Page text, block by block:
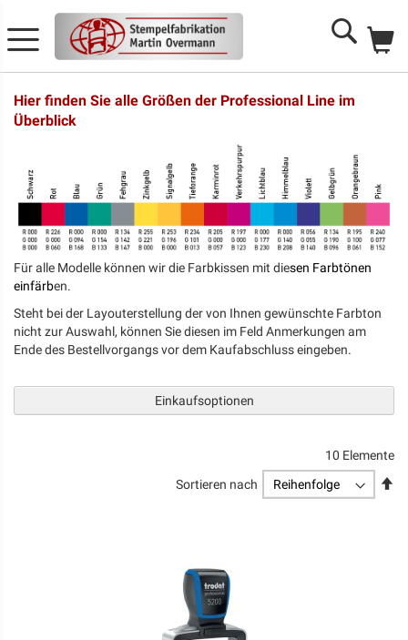
Search
Hier finden Sie alle Größen der Professional Line im
Überblick
Für alle Modelle können wir die Farbkissen mit diesen Farbtönen
einfärben.
Steht bei der Layouterstellung der von Ihnen gewünschte Farbton
nicht zur Auswahl, können Sie diesen im Feld Anmerkungen am
Ende des Bestellvorgangs vor dem Kaufabschluss eingeben.
10 Elemente
Sortieren nach
Einkaufsoptionen